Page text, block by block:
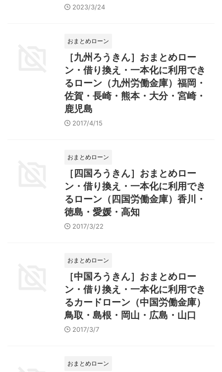
2023/3/24
おまとめローン
［九州ろうきん］おまとめロー
ン・借り換え・一本化に利用でき
るローン（九州労働金庫）福岡・
佐賀・長崎・熊本・大分・宮崎・
鹿児島
2017/4/15
おまとめローン
［四国ろうきん］おまとめロー
ン・借り換え・一本化に利用でき
るローン（四国労働金庫）香川・
徳島・愛媛・高知
2017/3/22
おまとめローン
［中国ろうきん］おまとめロー
ン・借り換え・一本化に利用でき
るカードローン（中国労働金庫）
鳥取・島根・岡山・広島・山口
2017/3/7
おまとめローン